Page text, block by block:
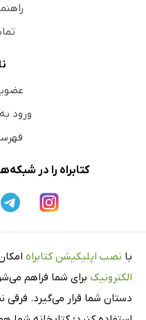
ورود
کتابراه را در
با نصب اپلیکیشن کتابراه
الکترونیک برای شما فراهم
دستان شما قرار می‌گیرد. فرقی